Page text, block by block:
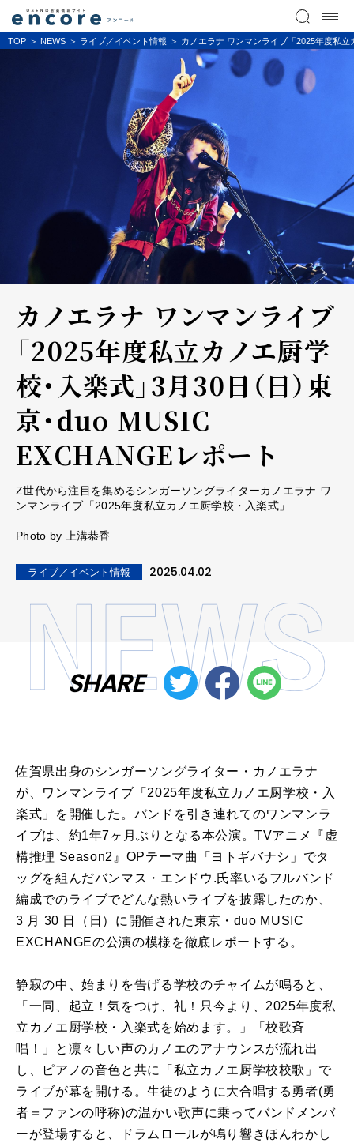
TOP NEWS ライブ／イベント情報 カノエラナ ワンマンライブ「2025年度私
カノエラナ ワンマンライブ
「2025年度私立カノエ厨学
校・入楽式」3月30日（日）東
京・duo MUSIC
EXCHANGEレポート
Z世代から注⽬を集めるシンガーソングライターカノエラナ ワ
ンマンライブ「2025年度私立カノエ厨学校・入楽式」
Photo by 上溝恭香
ライブ／イベント情報 2025.04.02
SHARE
佐賀県出身のシンガーソングライター・カノエラナ
が、ワンマンライブ「2025年度私⽴カノエ厨学校・⼊
楽式」を開催した。バンドを引き連れてのワンマンラ
イブは、約1年7ヶ月ぶりとなる本公演。TVアニメ『虚
構推理 Season2』OPテーマ曲「ヨトギバナシ」でタ
ッグを組んだバンマス・エンドウ.氏率いるフルバンド
編成でのライブでどんな熱いライブを披露したのか、
3 ⽉ 30 ⽇（⽇）に開催された東京・duo MUSIC
EXCHANGEの公演の模様を徹底レポートする。
静寂の中、始まりを告げる学校のチャイムが鳴ると、
「一同、起立！気をつけ、礼！只今より、2025年度私
⽴カノエ厨学校・⼊楽式を始めます。」「校歌斉
唱！」と凛々しい声のカノエのアナウンスが流れ出
し、ピアノの音色と共に「私立カノエ厨学校校歌」で
ライブが幕を開ける。生徒のように大合唱する勇者(勇
者＝ファンの呼称)の温かい歌声に乗ってバンドメンバ
ーが登場すると、ドラムロールが鳴り響きほんわかし